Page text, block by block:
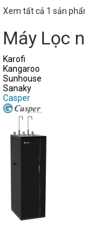
Xem tất cả 1 sản
Máy Lọc
Karofi
Kangaroo
Sunhouse
Sanaky
Casper